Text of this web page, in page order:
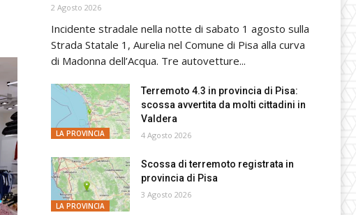
2 Agosto 2026
Incidente stradale nella notte di sabato 1 agosto sulla
Strada Statale 1, Aurelia nel Comune di Pisa alla curva
di Madonna dell’Acqua. Tre autovetture...
LA PROVINCIA
Terremoto 4.3 in provincia di Pisa:
scossa avvertita da molti cittadini in
Valdera
4 Agosto 2026
LA PROVINCIA
Scossa di terremoto registrata in
provincia di Pisa
3 Agosto 2026